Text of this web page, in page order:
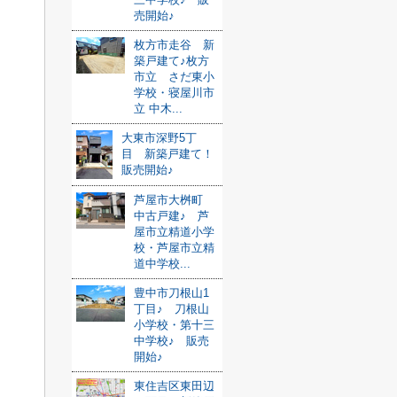
売開始♪
枚方市走谷 新
築戸建て♪枚方
市立 さだ東小
学校・寝屋川市
立 中木...
大東市深野5丁
目 新築戸建て！
販売開始♪
芦屋市大桝町
中古戸建♪ 芦
屋市立精道小学
校・芦屋市立精
道中学校...
豊中市刀根山1
丁目♪ 刀根山
小学校・第十三
中学校♪ 販売
開始♪
東住吉区東田辺